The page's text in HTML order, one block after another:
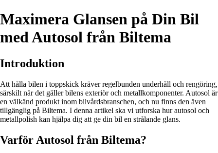
Maximera Glansen på Din Bil
med Autosol från Biltema
Introduktion
Att hålla bilen i toppskick kräver regelbunden underhåll och rengöring,
särskilt när det gäller bilens exteriör och metallkomponenter. Autosol är
en välkänd produkt inom bilvårdsbranschen, och nu finns den även
tillgänglig på Biltema. I denna artikel ska vi utforska hur autosol och
metallpolish kan hjälpa dig att ge din bil en strålande glans.
Varför Autosol från Biltema?